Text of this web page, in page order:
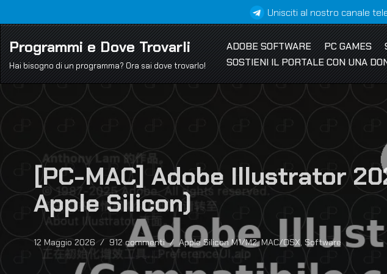
Vai
al
contenuto
Unisciti al nostro canale
Programmi e Dove Trovarli
Hai bisogno di un programma? Ora sai dove trovarlo!
ADOBE SOFTWARE PC GAMES
SOSTIENI IL PORTALE CON UNA
[PC-MAC] Adobe Illustrator
Apple Silicon)
12 Maggio 2026 912 commenti Apple Silicon M1/M2,MAC/OSX, Software